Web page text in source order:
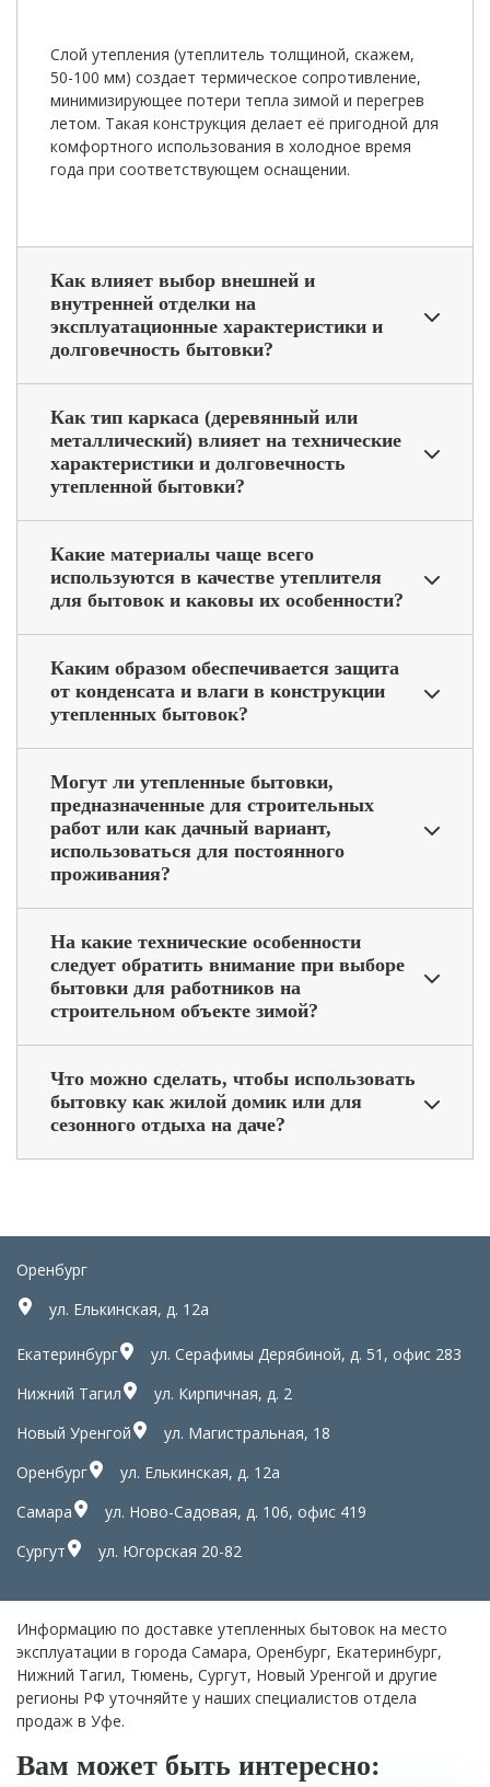
Слой утепления (утеплитель толщиной, скажем,
50-100 мм) создает термическое сопротивление,
минимизирующее потери тепла зимой и перегрев
летом. Такая конструкция делает её пригодной для
комфортного использования в холодное время
года при соответствующем оснащении.
Как влияет выбор внешней и
внутренней отделки на
эксплуатационные характеристики и
долговечность бытовки?
Как тип каркаса (деревянный или
металлический) влияет на технические
характеристики и долговечность
утепленной бытовки?
Какие материалы чаще всего
используются в качестве утеплителя
для бытовок и каковы их особенности?
Каким образом обеспечивается защита
от конденсата и влаги в конструкции
утепленных бытовок?
Могут ли утепленные бытовки,
предназначенные для строительных
работ или как дачный вариант,
использоваться для постоянного
проживания?
На какие технические особенности
следует обратить внимание при выборе
бытовки для работников на
строительном объекте зимой?
Что можно сделать, чтобы использовать
бытовку как жилой домик или для
сезонного отдыха на даче?
Оренбург
ул. Елькинская, д. 12а
Екатеринбург
ул. Серафимы Дерябиной, д. 51, офис 283
Нижний Тагил
ул. Кирпичная, д. 2
Новый Уренгой
ул. Магистральная, 18
Оренбург
ул. Елькинская, д. 12а
Самара
ул. Ново-Садовая, д. 106, офис 419
Сургут
ул. Югорская 20-82
Информацию по доставке утепленных бытовок на место
эксплуатации в города Самара, Оренбург, Екатеринбург,
Нижний Тагил, Тюмень, Сургут, Новый Уренгой и другие
регионы РФ уточняйте у наших специалистов отдела
продаж в Уфе.
Вам может быть интересно: